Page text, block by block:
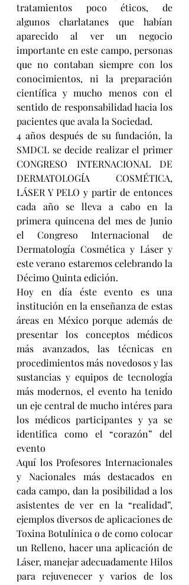
tratamientos poco éticos, de
algunos charlatanes que habían
aparecido al ver un negocio
importante en este campo, personas
que no contaban siempre con los
conocimientos, ni la preparación
científica y mucho menos con el
sentido de responsabilidad hacia los
pacientes que avala la Sociedad.
4 años después de su fundación, la
SMDCL se decide realizar el primer
CONGRESO INTERNACIONAL DE
DERMATOLOGÍA COSMÉTICA,
LÁSER Y PELO y partir de entonces
cada año se lleva a cabo en la
primera quincena del mes de Junio
el Congreso Internacional de
Dermatología Cosmética y Láser y
este verano estaremos celebrando la
Décimo Quinta edición.
Hoy en día éste evento es una
institución en la enseñanza de estas
áreas en México porque además de
presentar los conceptos médicos
más avanzados, las técnicas en
procedimientos más novedosos y las
sustancias y equipos de tecnología
más modernos, el evento ha tenido
un eje central de mucho intéres para
los médicos participantes y ya se
identifica como el “corazón” del
evento
Aquí los Profesores Internacionales
y Nacionales más destacados en
cada campo, dan la posibilidad a los
asistentes de ver en la “realidad”,
ejemplos diversos de aplicaciones de
Toxina Botulínica o de como colocar
un Relleno, hacer una aplicación de
Láser, manejar adecuadamente Hilos
para rejuvenecer y varios de los